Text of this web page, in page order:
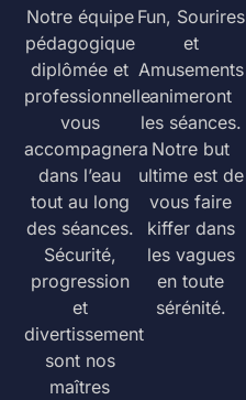
Notre équipe
pédagogique
diplômée et
professionnelle
vous
accompagnera
dans l’eau
tout au long
des séances.
Sécurité,
progression
et
divertissement
sont nos
maîtres
Fun, Sourires
et
Amusements
animeront
les séances.
Notre but
ultime est de
vous faire
kiffer dans
les vagues
en toute
sérénité.